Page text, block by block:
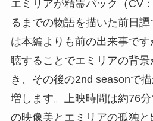
エミリアが精霊パック（CV
るまでの物語を描いた前日
は本編よりも前の出来事で
聴することでエミリアの背
き、その後の2nd seasonで
増します。上映時間は約76
の映像美とエミリアの孤独